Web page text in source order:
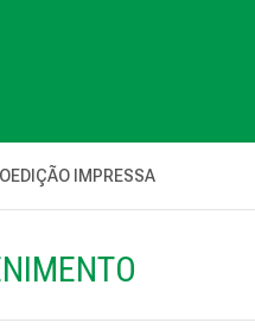
EDIÇÃO IMPRESSA